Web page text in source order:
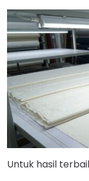
Untuk hasil